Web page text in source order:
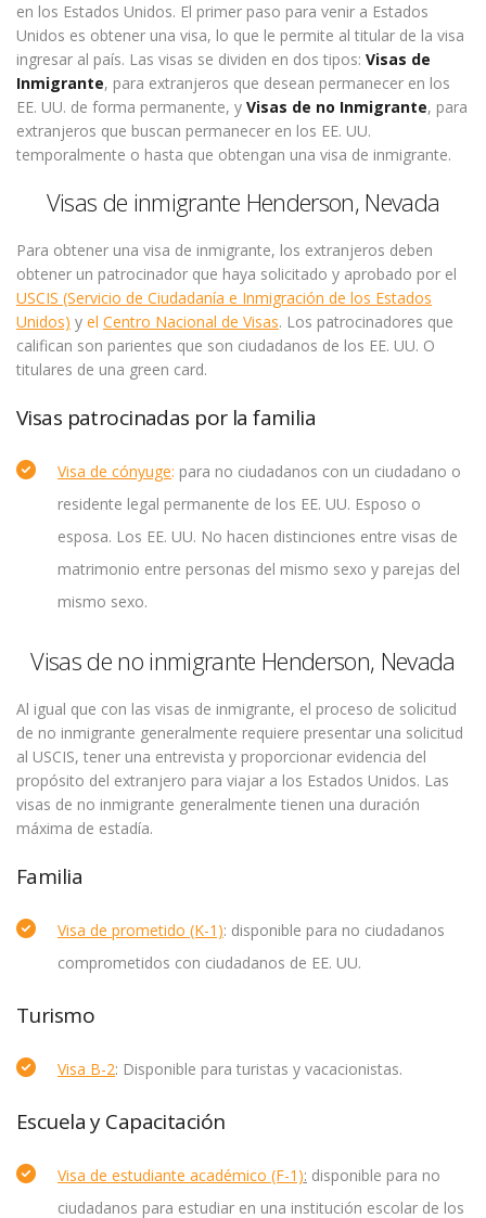
en los Estados Unidos. El primer paso para venir a Estados
Unidos es obtener una visa, lo que le permite al titular de la visa
ingresar al país. Las visas se dividen en dos tipos: Visas de
Inmigrante, para extranjeros que desean permanecer en los
EE. UU. de forma permanente, y Visas de no Inmigrante, para
extranjeros que buscan permanecer en los EE. UU.
temporalmente o hasta que obtengan una visa de inmigrante.
Visas de inmigrante Henderson, Nevada
Para obtener una visa de inmigrante, los extranjeros deben
obtener un patrocinador que haya solicitado y aprobado por el
USCIS (Servicio de Ciudadanía e Inmigración de los Estados
Unidos) y el Centro Nacional de Visas. Los patrocinadores que
califican son parientes que son ciudadanos de los EE. UU. O
titulares de una green card.
Visas patrocinadas por la familia
Visa de cónyuge: para no ciudadanos con un ciudadano o
residente legal permanente de los EE. UU. Esposo o
esposa. Los EE. UU. No hacen distinciones entre visas de
matrimonio entre personas del mismo sexo y parejas del
mismo sexo.
Visas de no inmigrante Henderson, Nevada
Al igual que con las visas de inmigrante, el proceso de solicitud
de no inmigrante generalmente requiere presentar una solicitud
al USCIS, tener una entrevista y proporcionar evidencia del
propósito del extranjero para viajar a los Estados Unidos. Las
visas de no inmigrante generalmente tienen una duración
máxima de estadía.
Familia
Visa de prometido (K-1): disponible para no ciudadanos
comprometidos con ciudadanos de EE. UU.
Turismo
Visa B-2: Disponible para turistas y vacacionistas.
Escuela y Capacitación
Visa de estudiante académico (F-1): disponible para no
ciudadanos para estudiar en una institución escolar de los